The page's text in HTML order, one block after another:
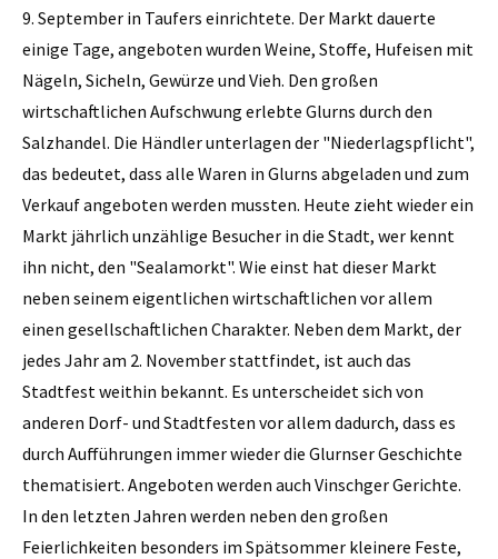
9. September in Taufers einrichtete. Der Markt dauerte
einige Tage, angeboten wurden Weine, Stoffe, Hufeisen mit
Nägeln, Sicheln, Gewürze und Vieh. Den großen
wirtschaftlichen Aufschwung erlebte Glurns durch den
Salzhandel. Die Händler unterlagen der "Niederlagspflicht",
das bedeutet, dass alle Waren in Glurns abgeladen und zum
Verkauf angeboten werden mussten. Heute zieht wieder ein
Markt jährlich unzählige Besucher in die Stadt, wer kennt
ihn nicht, den "Sealamorkt". Wie einst hat dieser Markt
neben seinem eigentlichen wirtschaftlichen vor allem
einen gesellschaftlichen Charakter. Neben dem Markt, der
jedes Jahr am 2. November stattfindet, ist auch das
Stadtfest weithin bekannt. Es unterscheidet sich von
anderen Dorf- und Stadtfesten vor allem dadurch, dass es
durch Aufführungen immer wieder die Glurnser Geschichte
thematisiert. Angeboten werden auch Vinschger Gerichte.
In den letzten Jahren werden neben den großen
Feierlichkeiten besonders im Spätsommer kleinere Feste,